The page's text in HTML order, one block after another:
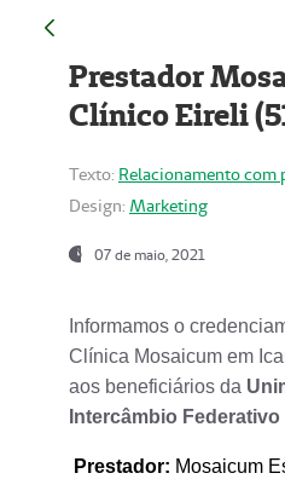
Prestador
Clínico Eireli
Texto: Relacionamento com
Design: Marketing
07 de maio, 2021
Informamos o
Clínica Mosaicum em
aos beneficiários da
Intercâmbio Federativo
Prestador: Mosaicum